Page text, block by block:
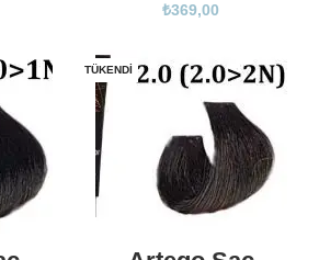
₺369,00
TÜKENDI